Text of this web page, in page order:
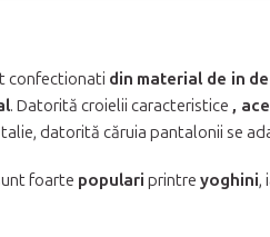
confectionati din material de in
. Datorită croielii caracteristice ,
datorită căruia pantalonii se
foarte populari printre yoghini,